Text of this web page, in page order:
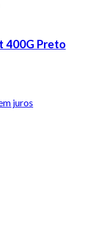
400G Preto
juros